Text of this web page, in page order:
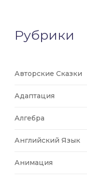
Рубрики
Авторские Сказки
Адаптация
Алгебра
Английский Язык
Анимация